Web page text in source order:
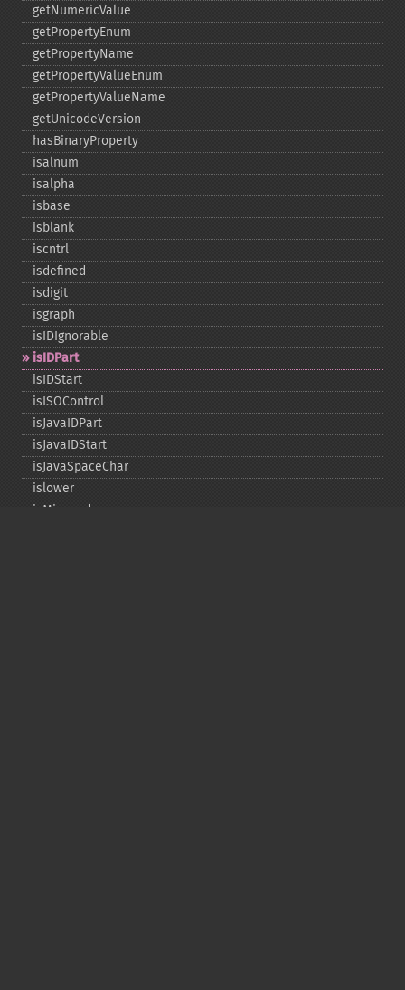
getNumericValue
getPropertyEnum
getPropertyName
getPropertyValueEnum
getPropertyValueName
getUnicodeVersion
hasBinaryProperty
isalnum
isalpha
isbase
isblank
iscntrl
isdefined
isdigit
isgraph
isIDIgnorable
isIDPart
isIDStart
isISOControl
isJavaIDPart
isJavaIDStart
isJavaSpaceChar
islower
isMirrored